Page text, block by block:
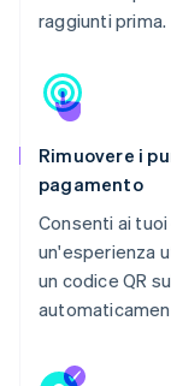
raggiunti prima.
Rimuovere i
pagamento
Consenti ai
un'esperienza
un codice QR